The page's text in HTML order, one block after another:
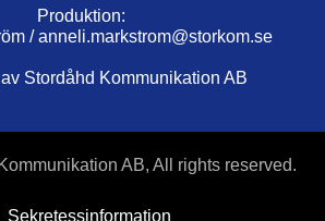
Produktion:
/anneli.markstrom@storkom.se
Stordåhd Kommunikation AB
AB, All rights reserved.
Sekretessinformation